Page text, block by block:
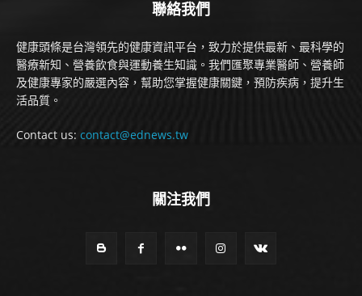
聯絡我們
健康頭條是台灣領先的健康資訊平台，致力於提供最新、最科學的
醫療新知、營養飲食與運動養生知識。我們匯聚專業醫師、營養師
及健康專家的嚴選內容，幫助您掌握健康關鍵，預防疾病，提升生
活品質。
Contact us: contact@ednews.tw
關注我們